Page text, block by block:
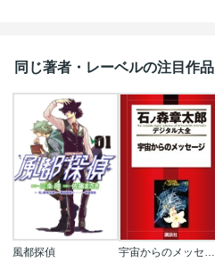
同じ著者・レーベルの注目作品
風都探偵